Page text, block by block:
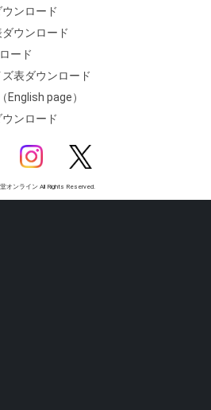
ンロード
ウンロード
ード
表ダウンロード
English page）
ンロード
オンライン All Rights Reserved.